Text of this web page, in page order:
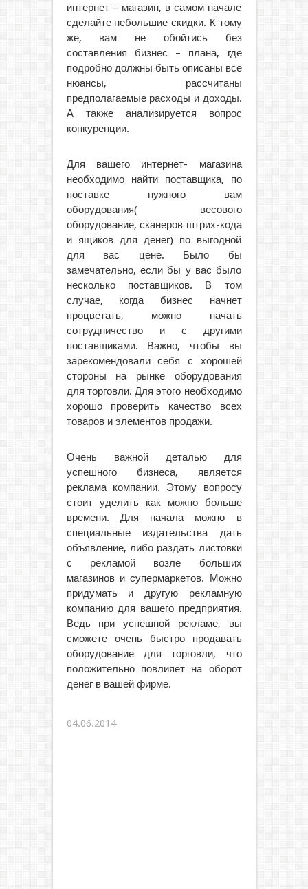
интернет – магазин, в самом начале
сделайте небольшие скидки. К тому
же, вам не обойтись без
составления бизнес – плана, где
подробно должны быть описаны все
нюансы, рассчитаны
предполагаемые расходы и доходы.
А также анализируется вопрос
конкуренции.
Для вашего интернет- магазина
необходимо найти поставщика, по
поставке нужного вам
оборудования( весового
оборудование, сканеров штрих-кода
и ящиков для денег) по выгодной
для вас цене. Было бы
замечательно, если бы у вас было
несколько поставщиков. В том
случае, когда бизнес начнет
процветать, можно начать
сотрудничество и с другими
поставщиками. Важно, чтобы вы
зарекомендовали себя с хорошей
стороны на рынке оборудования
для торговли. Для этого необходимо
хорошо проверить качество всех
товаров и элементов продажи.
Очень важной деталью для
успешного бизнеса, является
реклама компании. Этому вопросу
стоит уделить как можно больше
времени. Для начала можно в
специальные издательства дать
объявление, либо раздать листовки
с рекламой возле больших
магазинов и супермаркетов. Можно
придумать и другую рекламную
компанию для вашего предприятия.
Ведь при успешной рекламе, вы
сможете очень быстро продавать
оборудование для торговли, что
положительно повлияет на оборот
денег в вашей фирме.
04.06.2014